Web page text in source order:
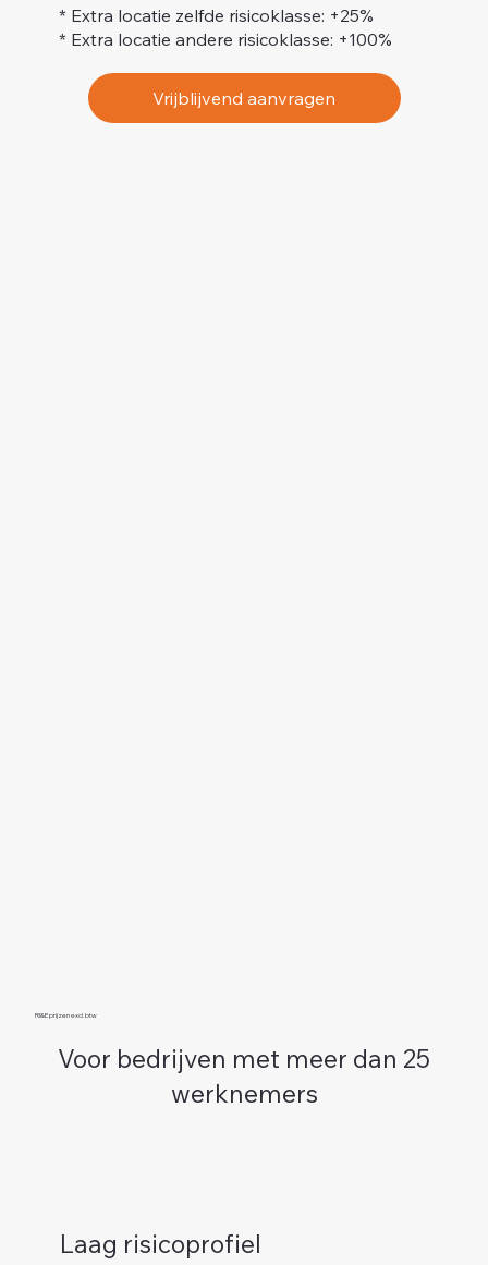
* Extra locatie zelfde risicoklasse: +25%
* Extra locatie andere risicoklasse: +100%
Vrijblijvend aanvragen
RI&E prijzen excl. btw
Voor bedrijven met meer dan 25
werknemers
Laag risicoprofiel